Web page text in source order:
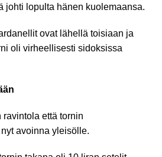
johti lopulta hänen kuolemaansa.
ovat lähellä toisiaan ja
oli virheellisesti sidoksissa
että tornin
avoinna yleisölle.